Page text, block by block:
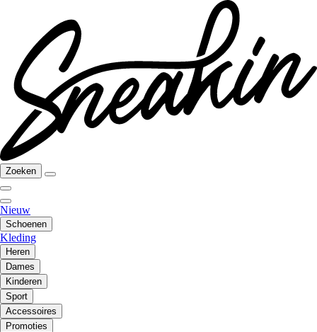
Zoeken
Nieuw
Schoenen
Kleding
Heren
Dames
Kinderen
Sport
Accessoires
Promoties